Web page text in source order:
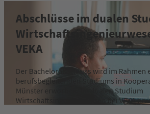
Abschlüsse im dualen
VEKA
Der Bachelorabschluss wird im Rahmen
berufsbegleitenden Studiums in
Münster erworben. Im dualen Studium
Wirtschaftsingenieurwesen bei VEKA